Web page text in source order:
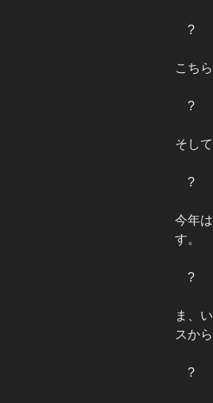
?
こち
?
そし
?
今年
す。
?
ま、
スか
?